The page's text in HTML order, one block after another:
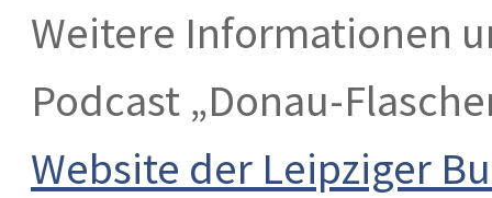
Weitere Informationen
Podcast „Donau-
Website der Leipziger